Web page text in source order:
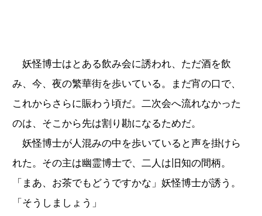
妖怪博士はとある飲み会に誘われ、ただ酒を飲
み、今、夜の繁華街を歩いている。まだ宵の口で、
これからさらに賑わう頃だ。二次会へ流れなかった
のは、そこから先は割り勘になるためだ。
妖怪博士が人混みの中を歩いていると声を掛けら
れた。その主は幽霊博士で、二人は旧知の間柄。
「まあ、お茶でもどうですかな」妖怪博士が誘う。
「そうしましょう」